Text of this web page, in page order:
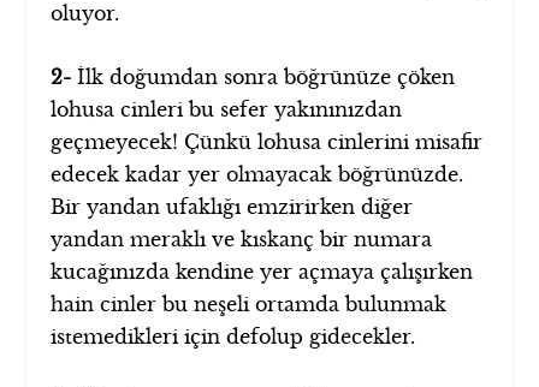
oluyor.
2- İlk doğumdan sonra böğrünüze çöken
lohusa cinleri bu sefer yakınınızdan
geçmeyecek! Çünkü lohusa cinlerini misafir
edecek kadar yer olmayacak böğrünüzde.
Bir yandan ufaklığı emzirirken diğer
yandan meraklı ve kıskanç bir numara
kucağınızda kendine yer açmaya çalışırken
hain cinler bu neşeli ortamda bulunmak
istemedikleri için defolup gidecekler.